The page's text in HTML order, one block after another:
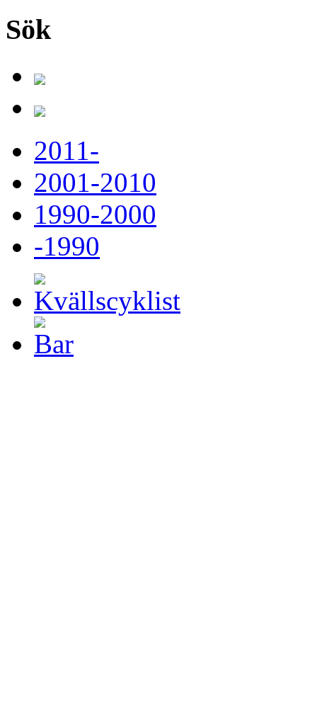
Sök
2011-
2001-2010
1990-2000
-1990